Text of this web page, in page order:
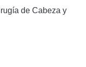
de Cabeza y